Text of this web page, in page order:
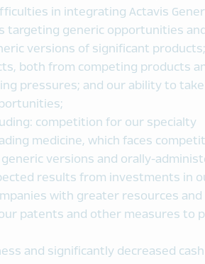
in integrating Actavis
targeting generic opportunities and
versions of significant
both from competing products
pressures; and our ability to take
competition for our specialty
medicine, which faces
versions and orally-
results from investments in
with greater resources and
patents and other measures to
and significantly decreased